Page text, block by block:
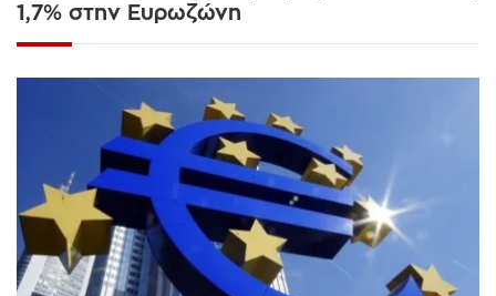
1,7% στην Ευρωζώνη